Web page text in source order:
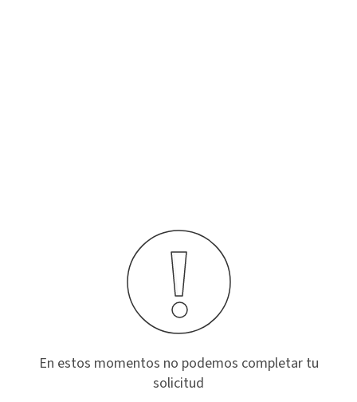
En estos momentos no podemos completar tu
solicitud